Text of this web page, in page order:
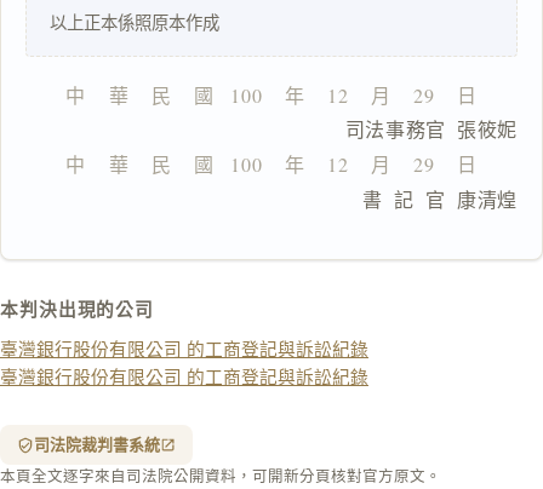
以上正本係照原本作成
中    華    民    國   100    年    12    月    29    日
                        司法事務官  張筱妮
中    華    民    國   100    年    12    月    29    日
                        書  記  官  康清煌
本判決出現的公司
臺灣銀行股份有限公司 的工商登記與訴訟紀錄
臺灣銀行股份有限公司 的工商登記與訴訟紀錄
司法院裁判書系統
本頁全文逐字來自司法院公開資料，可開新分頁核對官方原文。
鍵
全
複製給 AI
去換行複製
匯出 PDF
精美列印